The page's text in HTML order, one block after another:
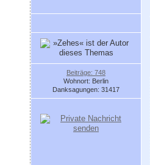
Beiträge: 748
Wohnort: Berlin
Danksagungen: 31417